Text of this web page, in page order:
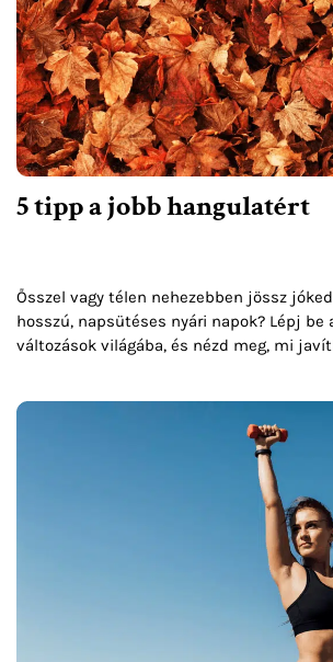
5 tipp a jobb hangulatért
Ősszel vagy télen nehezebben jössz
hosszú, napsütéses nyári napok? Lépj be
változások világába, és nézd meg, mi